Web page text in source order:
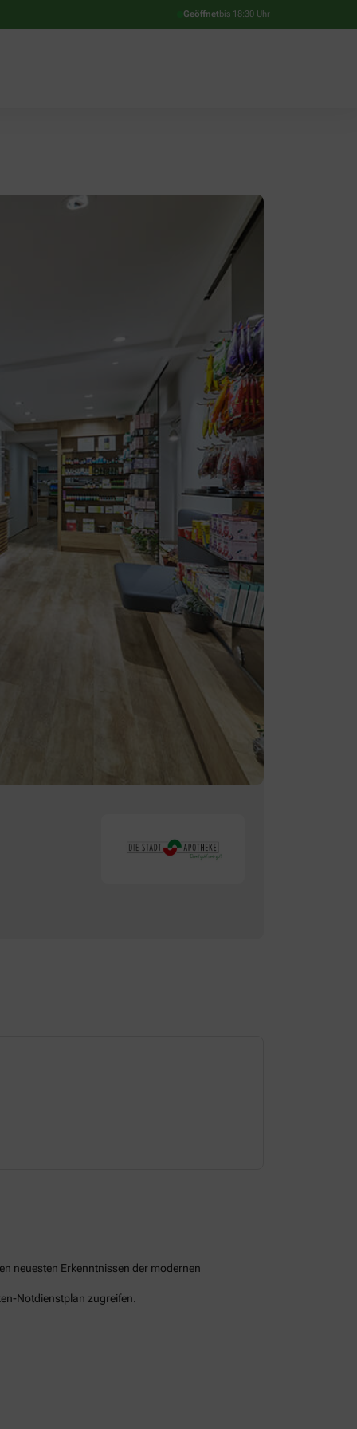
Geöffnetbis 18:30 Uhr
neuesten Erkenntnissen der modernen
Notdienstplan zugreifen.